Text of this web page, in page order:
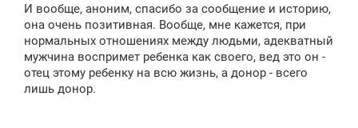
И вообще, аноним, спасибо за сообщение и историю,
она очень позитивная. Вообще, мне кажется, при
нормальных отношениях между людьми, адекватный
мужчина воспримет ребенка как своего, вед это он -
отец этому ребенку на всю жизнь, а донор - всего
лишь донор.